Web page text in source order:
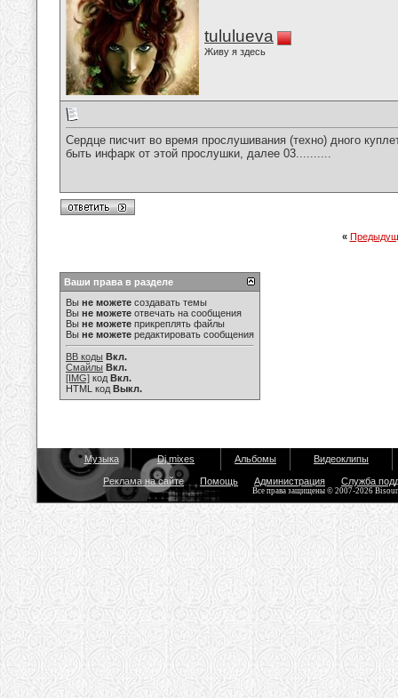
tululueva
Живу я здесь
Сердце писчит во время прослушивания (техно) дного
быть инфарк от этой прослушки, далее 03..........
«
Ваши права в разделе
Вы не можете создавать темы
Вы не можете отвечать на сообщения
Вы не можете прикреплять файлы
Вы не можете редактировать сообщения
BB коды Вкл.
Смайлы Вкл.
[IMG] код Вкл.
HTML код Выкл.
Музыка Dj mixes Альбомы Видеоклипы
Реклама на сайте Помощь Администрация Служба
Все права защищены © 2007-2026